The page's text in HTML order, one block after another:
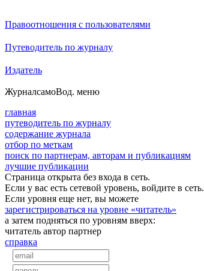
Правоотношения с пользователями
Путеводитель по журналу
Издатель
ЖурналсамоВод. меню
главная
путеводитель по журналу
содержание журнала
отбор по меткам
поиск по партнерам, авторам и публикациям
лучшие публикации
Страница открыта без входа в сеть.
Если у вас есть сетевой уровень, войдите в сеть.
Если уровня еще нет, вы можете
зарегистрироваться на уровне «читатель»
а затем подняться по уровням вверх:
читатель автор партнер
справка